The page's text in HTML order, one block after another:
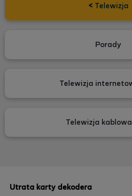
< Telewizja
Porady
Telewizja
Telewizja
Utrata karty dekodera